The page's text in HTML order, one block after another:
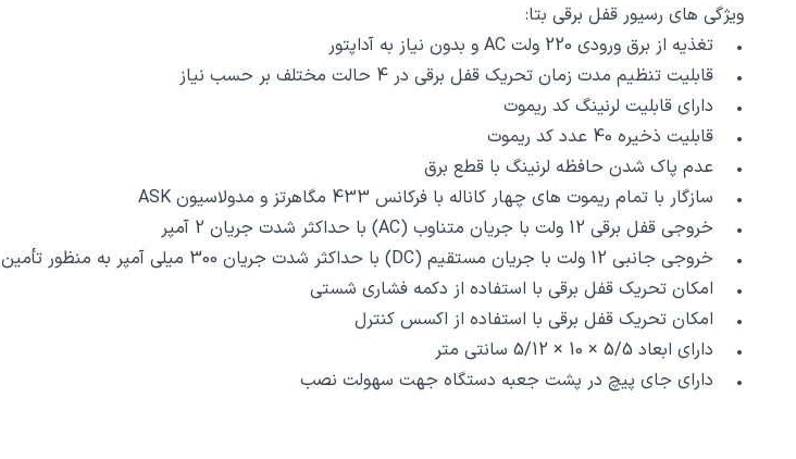
ویژگی های رسیور قفل برقی بتا:
• تغذیه از برق ورودی 220 ولت AC و بدون نیاز به آداپتور
• قابلیت تنظیم مدت زمان تحریک قفل برقی در 4 حالت مختلف بر حسب نیاز
• دارای قابلیت لرنینگ کد ریموت
• قابلیت ذخیره 40 عدد کد ریموت
• عدم پاک شدن حافظه لرنینگ با قطع برق
• سازگار با تمام ریموت های چهار کاناله با فرکانس 433 مگاهرتز و مدولاسیون ASK
• خروجی قفل برقی 12 ولت با جریان متناوب (AC) با حداکثر شدت جریان 2 آمپر
• خروجی جانبی 12 ولت با جریان مستقیم (DC) با حداکثر شدت جریان 300 میلی آمپر به منظور تأمین برق لوازم جانبی
• امکان تحریک قفل برقی با استفاده از دکمه فشاری شستی
• امکان تحریک قفل برقی با استفاده از اکسس کنترل
• دارای ابعاد 5/5 × 10 × 5/12 سانتی متر
• دارای جای پیچ در پشت جعبه دستگاه جهت سهولت نصب